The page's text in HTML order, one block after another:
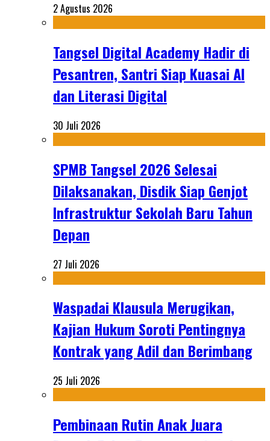
2 Agustus 2026
Tangsel Digital Academy Hadir di
Pesantren, Santri Siap Kuasai AI
dan Literasi Digital
30 Juli 2026
SPMB Tangsel 2026 Selesai
Dilaksanakan, Disdik Siap Genjot
Infrastruktur Sekolah Baru Tahun
Depan
27 Juli 2026
Waspadai Klausula Merugikan,
Kajian Hukum Soroti Pentingnya
Kontrak yang Adil dan Berimbang
25 Juli 2026
Pembinaan Rutin Anak Juara